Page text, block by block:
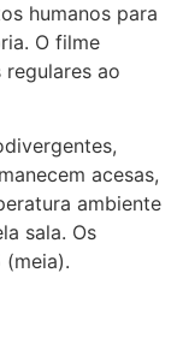
humanos para
O filme
ao
acesas,
ambiente
sala. Os
(meia).